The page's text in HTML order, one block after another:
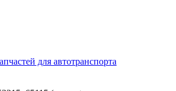
для автотранспорта